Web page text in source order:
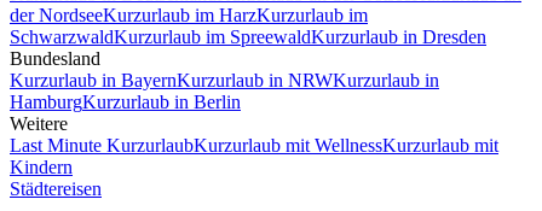
der NordseeKurzurlaub im HarzKurzurlaub im
SchwarzwaldKurzurlaub im SpreewaldKurzurlaub in Dresden
Bundesland
Kurzurlaub in BayernKurzurlaub in NRWKurzurlaub in
HamburgKurzurlaub in Berlin
Weitere
Last Minute KurzurlaubKurzurlaub mit WellnessKurzurlaub mit
Kindern
Städtereisen